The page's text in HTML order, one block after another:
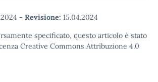
- Revisione: 15.04.2024
specificato, questo articolo è stato
Creative Commons Attribuzione 4.0